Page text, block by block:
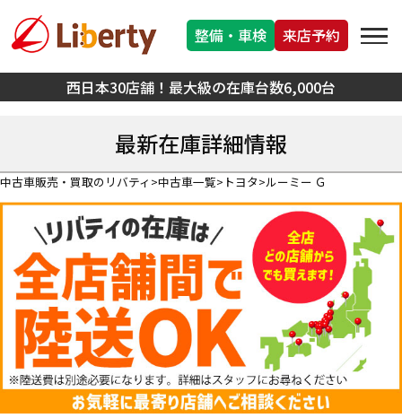
西日本30店舗！最大級の在庫台数6,000台
整備・車検 来店予約
最新在庫詳細情報
中古車販売・買取のリバティ 中古車一覧 トヨタ ルーミー Ｇ